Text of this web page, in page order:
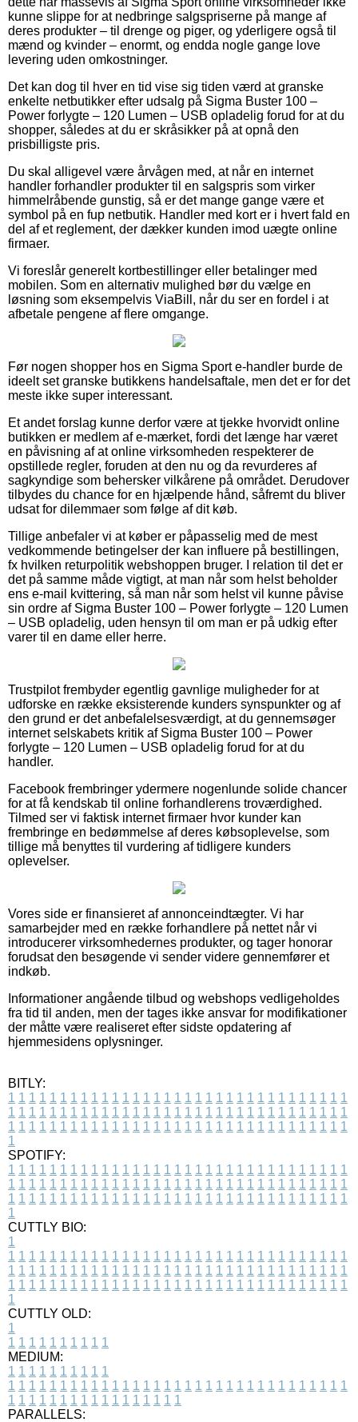
kunne slippe for at nedbringe salgspriserne på mange af
deres produkter – til drenge og piger, og yderligere også til
mænd og kvinder – enormt, og endda nogle gange love
levering uden omkostninger.
Det kan dog til hver en tid vise sig tiden værd at granske
enkelte netbutikker efter udsalg på Sigma Buster 100 –
Power forlygte – 120 Lumen – USB opladelig forud for at du
shopper, således at du er skråsikker på at opnå den
prisbilligste pris.
Du skal alligevel være årvågen med, at når en internet
handler forhandler produkter til en salgspris som virker
himmelråbende gunstig, så er det mange gange være et
symbol på en fup netbutik. Handler med kort er i hvert fald en
del af et reglement, der dækker kunden imod uægte online
firmaer.
Vi foreslår generelt kortbestillinger eller betalinger med
mobilen. Som en alternativ mulighed bør du vælge en
løsning som eksempelvis ViaBill, når du ser en fordel i at
afbetale pengene af flere omgange.
Før nogen shopper hos en Sigma Sport e-handler burde de
ideelt set granske butikkens handelsaftale, men det er for det
meste ikke super interessant.
Et andet forslag kunne derfor være at tjekke hvorvidt online
butikken er medlem af e-mærket, fordi det længe har været
en påvisning af at online virksomheden respekterer de
opstillede regler, foruden at den nu og da revurderes af
sagkyndige som behersker vilkårene på området. Derudover
tilbydes du chance for en hjælpende hånd, såfremt du bliver
udsat for dilemmaer som følge af dit køb.
Tillige anbefaler vi at køber er påpasselig med de mest
vedkommende betingelser der kan influere på bestillingen,
fx hvilken returpolitik webshoppen bruger. I relation til det er
det på samme måde vigtigt, at man når som helst beholder
ens e-mail kvittering, så man når som helst vil kunne påvise
sin ordre af Sigma Buster 100 – Power forlygte – 120 Lumen
– USB opladelig, uden hensyn til om man er på udkig efter
varer til en dame eller herre.
Trustpilot frembyder egentlig gavnlige muligheder for at
udforske en række eksisterende kunders synspunkter og af
den grund er det anbefalelsesværdigt, at du gennemsøger
internet selskabets kritik af Sigma Buster 100 – Power
forlygte – 120 Lumen – USB opladelig forud for at du
handler.
Facebook frembringer ydermere nogenlunde solide chancer
for at få kendskab til online forhandlerens troværdighed.
Tilmed ser vi faktisk internet firmaer hvor kunder kan
frembringe en bedømmelse af deres købsoplevelse, som
tillige må benyttes til vurdering af tidligere kunders
oplevelser.
Vores side er finansieret af annonceindtægter. Vi har
samarbejder med en række forhandlere på nettet når vi
introducerer virksomhedernes produkter, og tager honorar
forudsat den besøgende vi sender videre gennemfører et
indkøb.
Informationer angående tilbud og webshops vedligeholdes
fra tid til anden, men der tages ikke ansvar for modifikationer
der måtte være realiseret efter sidste opdatering af
hjemmesidens oplysninger.
BITLY:
1 1 1 1 1 1 1 1 1 1 1 1 1 1 1 1 1 1 1 1 1 1 1 1 1 1 1 1 1 1 1 1 1
1 1 1 1 1 1 1 1 1 1 1 1 1 1 1 1 1 1 1 1 1 1 1 1 1 1 1 1 1 1 1 1 1
1 1 1 1 1 1 1 1 1 1 1 1 1 1 1 1 1 1 1 1 1 1 1 1 1 1 1 1 1 1 1 1 1
1
SPOTIFY:
1 1 1 1 1 1 1 1 1 1 1 1 1 1 1 1 1 1 1 1 1 1 1 1 1 1 1 1 1 1 1 1 1
1 1 1 1 1 1 1 1 1 1 1 1 1 1 1 1 1 1 1 1 1 1 1 1 1 1 1 1 1 1 1 1 1
1 1 1 1 1 1 1 1 1 1 1 1 1 1 1 1 1 1 1 1 1 1 1 1 1 1 1 1 1 1 1 1 1
1
CUTTLY BIO:
1
1 1 1 1 1 1 1 1 1 1 1 1 1 1 1 1 1 1 1 1 1 1 1 1 1 1 1 1 1 1 1 1 1
1 1 1 1 1 1 1 1 1 1 1 1 1 1 1 1 1 1 1 1 1 1 1 1 1 1 1 1 1 1 1 1 1
1 1 1 1 1 1 1 1 1 1 1 1 1 1 1 1 1 1 1 1 1 1 1 1 1 1 1 1 1 1 1 1 1
1
CUTTLY OLD:
1
1 1 1 1 1 1 1 1 1 1
MEDIUM:
1 1 1 1 1 1 1 1 1 1
1 1 1 1 1 1 1 1 1 1 1 1 1 1 1 1 1 1 1 1 1 1 1 1 1 1 1 1 1 1 1 1 1
1 1 1 1 1 1 1 1 1 1 1 1 1 1 1 1 1
PARALLELS: